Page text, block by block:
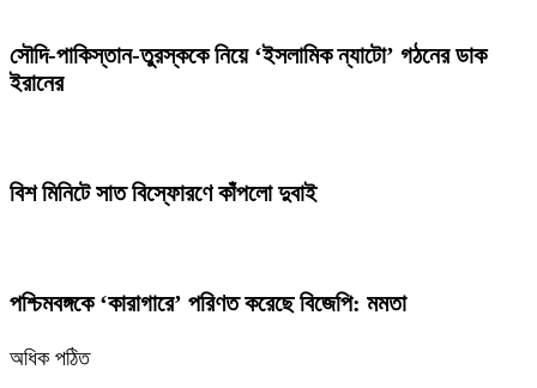
সৌদি-পাকিস্তান-তুরস্ককে নিয়ে ‘ইসলামিক ন্যাটো’ গঠনের ডাক
ইরানের
বিশ মিনিটে সাত বিস্ফোরণে কাঁপলো দুবাই
পশ্চিমবঙ্গকে ‘কারাগারে’ পরিণত করেছে বিজেপি: মমতা
অধিক পঠিত